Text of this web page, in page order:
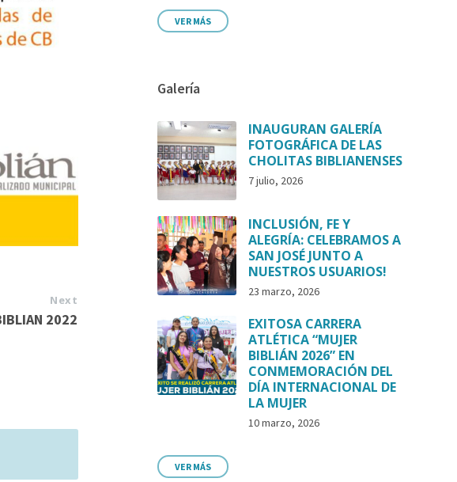
Next
2022
VER MÁS
Galería
INAUGURAN GALERÍA
FOTOGRÁFICA DE LAS
CHOLITAS BIBLIANENSES
7 julio, 2026
INCLUSIÓN, FE Y
ALEGRÍA: CELEBRAMOS A
SAN JOSÉ JUNTO A
NUESTROS USUARIOS!
23 marzo, 2026
EXITOSA CARRERA
ATLÉTICA “MUJER
BIBLIÁN 2026” EN
CONMEMORACIÓN DEL
DÍA INTERNACIONAL DE
LA MUJER
10 marzo, 2026
VER MÁS